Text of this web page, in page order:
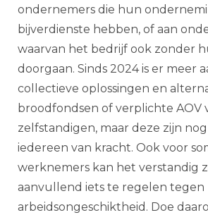
ondernemers die hun
bijverdienste hebben, of aan
waarvan het bedrijf ook zonder
doorgaan. Sinds 2024 is er meer
collectieve oplossingen en
broodfondsen of verplichte AOV
zelfstandigen, maar deze zijn
iedereen van kracht. Ook voor
werknemers kan het verstandig
aanvullend iets te regelen tegen
arbeidsongeschiktheid. Doe